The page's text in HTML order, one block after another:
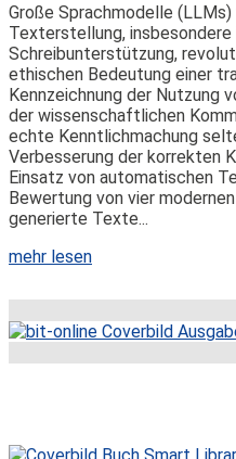
Große Sprachmodelle
Texterstellung, insbesondere
Schreibunterstützung,
ethischen Bedeutung einer
Kennzeichnung der Nutzung
der wissenschaftlichen
echte Kenntlichmachung
Verbesserung der korrekten
Einsatz von automatischen
Bewertung von vier
generierte Texte...
mehr lesen